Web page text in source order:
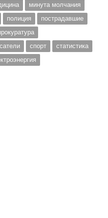
минута молчания
полиция
пострадавшие
спорт
статистика